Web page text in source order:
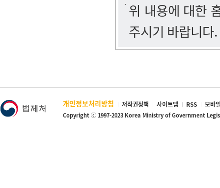
위 내용에 대한
주시기 바랍니다.
개인정보처리방침 저작권정책 사이트맵 RSS 모바
Copyright ⓒ 1997-2023 Korea Ministry of Government